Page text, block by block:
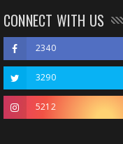
CONNECT WITH US
2340
3290
5212